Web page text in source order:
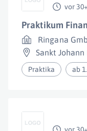
vor
Praktikum
Ringana
Sankt
Praktika ab